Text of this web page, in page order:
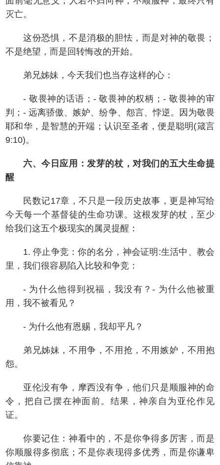
灭亡。
这份恐惧，不是消极的胆怯，而是对神的敬畏；
不是绝望，而是回转悔改的开始。
弟兄姊妹，今天我们也当存这样的心：
- 敬畏神的话语；- 敬畏神的权柄；- 敬畏神的审
判；- 远离骄傲、嫉妒、纷争、怨言、悖逆。因为敬畏
耶和华，是智慧的开端；认识至圣者，便是聪明(箴言
9:10)。
六、今日应用：发芽的杖，对我们的五大生命提
醒
民数记17章，不只是一段历史故事，更是神写给
今天每一个基督徒的生命功课。这根发芽的杖，至少
给我们这五个极现实的属灵提醒：
1. 停止争竞：你的名分，神会证明:生活中、教会
里，我们很容易陷入比较和争竞：
- 为什么他得到祝福，我没有？- 为什么他被重
用，我不被看见？
- 为什么他有恩赐，我却平凡？
弟兄姊妹，不用争，不用抢，不用嫉妒，不用抱
怨。
亚伦没有争，摩西没有争，他们只是顺服神的命
令，把自己摆在神面前。结果，神亲自为亚伦作见
证。
你要记住：神看中的，不是你争得多厉害，而是
你顺服得多彻底；不是你表现得多优秀，而是你谦卑